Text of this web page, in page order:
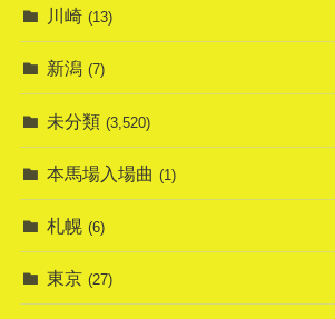
川崎 (13)
新潟 (7)
未分類 (3,520)
本馬場入場曲 (1)
札幌 (6)
東京 (27)